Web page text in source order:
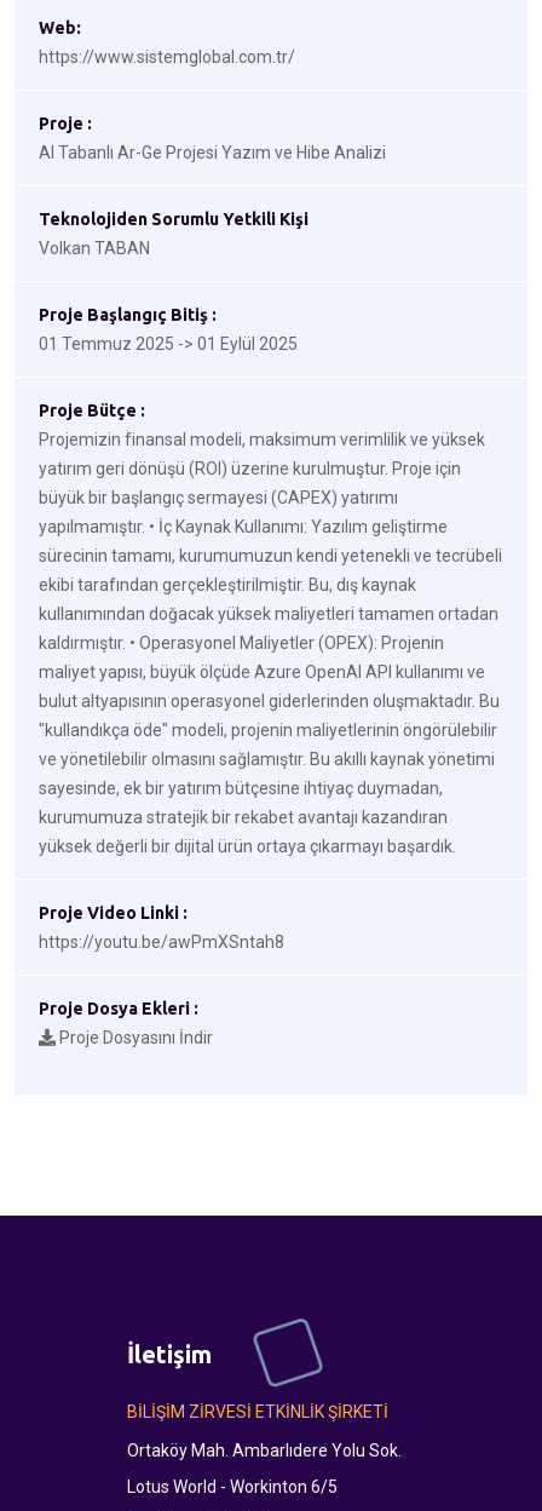
Web:
https://www.sistemglobal.com.tr/
Proje :
AI Tabanlı Ar-Ge Projesi Yazım ve Hibe Analizi
Teknolojiden Sorumlu Yetkili Kişi
Volkan TABAN
Proje Başlangıç Bitiş :
01 Temmuz 2025 -> 01 Eylül 2025
Proje Bütçe :
Projemizin finansal modeli, maksimum verimlilik ve yüksek
yatırım geri dönüşü (ROI) üzerine kurulmuştur. Proje için
büyük bir başlangıç sermayesi (CAPEX) yatırımı
yapılmamıştır. • İç Kaynak Kullanımı: Yazılım geliştirme
sürecinin tamamı, kurumumuzun kendi yetenekli ve tecrübeli
ekibi tarafından gerçekleştirilmiştir. Bu, dış kaynak
kullanımından doğacak yüksek maliyetleri tamamen ortadan
kaldırmıştır. • Operasyonel Maliyetler (OPEX): Projenin
maliyet yapısı, büyük ölçüde Azure OpenAI API kullanımı ve
bulut altyapısının operasyonel giderlerinden oluşmaktadır. Bu
"kullandıkça öde" modeli, projenin maliyetlerinin öngörülebilir
ve yönetilebilir olmasını sağlamıştır. Bu akıllı kaynak yönetimi
sayesinde, ek bir yatırım bütçesine ihtiyaç duymadan,
kurumumuza stratejik bir rekabet avantajı kazandıran
yüksek değerli bir dijital ürün ortaya çıkarmayı başardık.
Proje Video Linki :
https://youtu.be/awPmXSntah8
Proje Dosya Ekleri :
Proje Dosyasını İndir
İletişim
BİLİŞİM ZİRVESİ ETKİNLİK ŞİRKETİ
Ortaköy Mah. Ambarlıdere Yolu Sok.
Lotus World - Workinton 6/5